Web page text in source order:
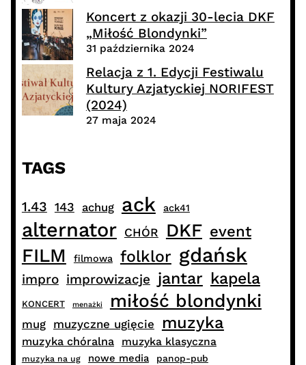
Koncert z okazji 30-lecia DKF
„Miłość Blondynki”
31 października 2024
Relacja z 1. Edycji Festiwalu
Kultury Azjatyckiej NORIFEST
(2024)
27 maja 2024
TAGS
1.43 143 achug ack ack41
alternator CHÓR DKF event
FILM filmowa folklor gdańsk
impro improwizacje jantar kapela
KONCERT menażki miłość blondynki
mug muzyczne ugięcie muzyka
muzyka chóralna muzyka klasyczna
muzyka na ug nowe media panop-pub